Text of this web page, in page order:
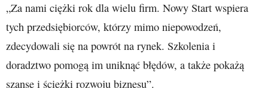
„Za nami ciężki rok dla wielu firm. Nowy Start wspiera
tych przedsiębiorców, którzy mimo niepowodzeń,
zdecydowali się na powrót na rynek. Szkolenia i
doradztwo pomogą im uniknąć błędów, a także pokażą
szanse i ścieżki rozwoju biznesu”.